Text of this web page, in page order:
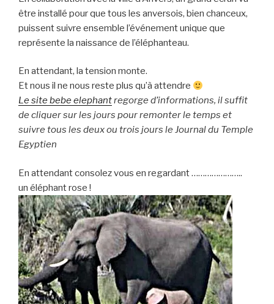
être installé pour que tous les anversois, bien chanceux,
puissent suivre ensemble l’événement unique que
représente la naissance de l’éléphanteau.
En attendant, la tension monte.
Et nous il ne nous reste plus qu’à attendre
Le site bebe elephantregorge d’informations, il suffit
de cliquer sur les jours pour remonter le temps et
suivre tous les deux ou trois jours le Journal du Temple
Egyptien
En attendant consolez vous en regardant …………………..
un éléphant rose !